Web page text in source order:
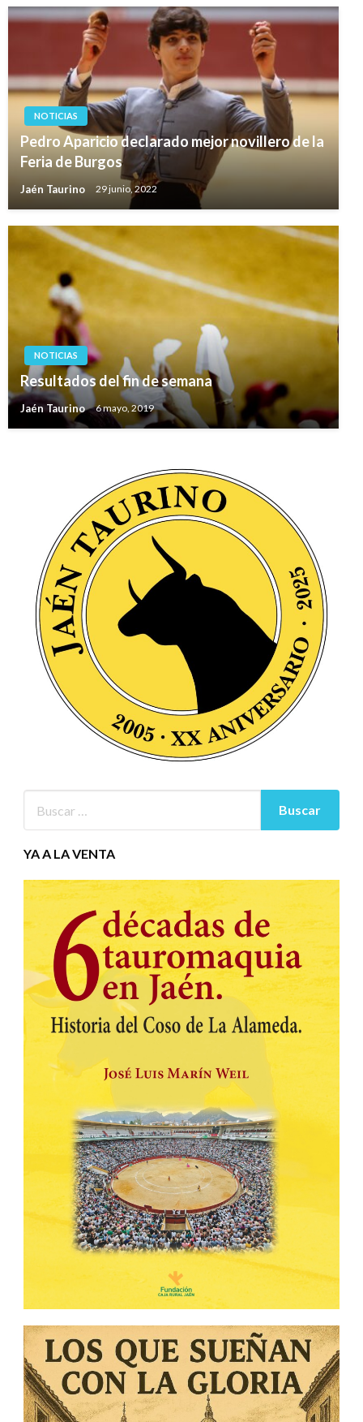
NOTICIAS
Pedro Aparicio declarado mejor novillero de la
Feria de Burgos
Jaén Taurino 29 junio, 2022
NOTICIAS
Resultados del fin de semana
Jaén Taurino 6 mayo, 2019
YA A LA VENTA